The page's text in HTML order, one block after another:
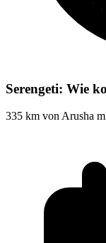
Serengeti: Wie
335 km von Arusha